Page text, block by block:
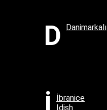
D Danimarkalı
İbranice
Idish